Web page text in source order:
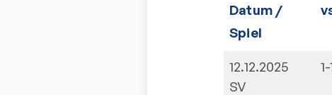
Datum /
Spiel
12.12.2025
SV
1-